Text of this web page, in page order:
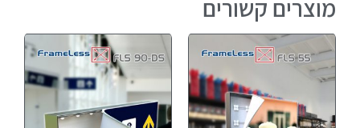
מוצרים קשורים